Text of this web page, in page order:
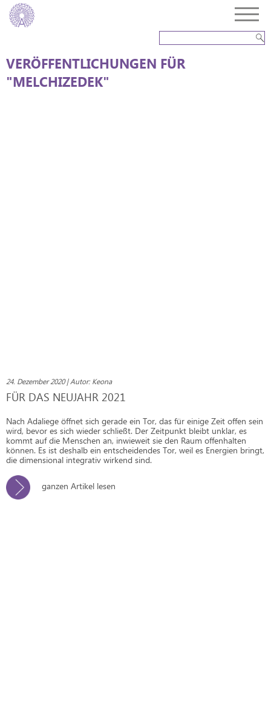
VERÖFFENTLICHUNGEN FÜR
"MELCHIZEDEK"
24. Dezember 2020 | Autor: Keona
FÜR DAS NEUJAHR 2021
Nach Adaliege öffnet sich gerade ein Tor, das für einige Zeit offen sein
wird, bevor es sich wieder schließt. Der Zeitpunkt bleibt unklar, es
kommt auf die Menschen an, inwieweit sie den Raum offenhalten
können. Es ist deshalb ein entscheidendes Tor, weil es Energien bringt,
die dimensional integrativ wirkend sind.
ganzen Artikel lesen